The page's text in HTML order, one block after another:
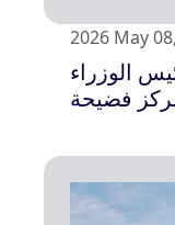
2026 May
الوزراء
فضيحة